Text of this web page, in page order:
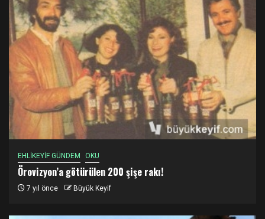
EHLİKEYİF GÜNDEM OKU
Örovizyon’a götürülen 200 şişe rakı!
7 yıl önce Büyük Keyif